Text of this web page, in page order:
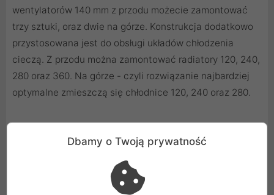
wentylatorów 140 mm z przodu możecie zamontować
trzy sztuki, oraz dwie na górze. Konstrukcja dodatkowo
przystosowana jest do obsługi układów chłodzenia
cieczą. Z przodu można zamontować radiatory 120, 240,
280 oraz 360. Na górze - czyli rozwiązanie najbardziej
optymalne zmieszczą się chłodnice 120, 240 oraz 280.
Postaw na obudowy ZENPC
Jak mogliście zauważyć, obudowa ZENPC Z5 Mesh
oferuje ogromne możliwości montażu, dedykowane dla
Dbamy o Twoją prywatność